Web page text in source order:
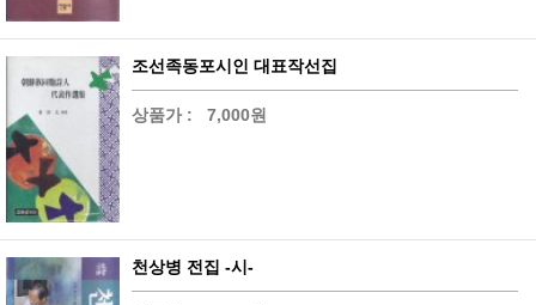
조선족동포시인 대표작선집
상품가 : 7,000원
천상병 전집 -시-